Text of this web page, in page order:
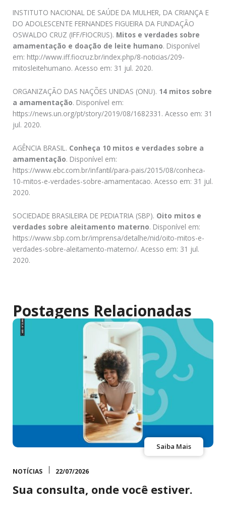
INSTITUTO NACIONAL DE SAÚDE DA MULHER, DA CRIANÇA E
DO ADOLESCENTE FERNANDES FIGUEIRA DA FUNDAÇÃO
OSWALDO CRUZ (IFF/FIOCRUS). Mitos e verdades sobre
amamentação e doação de leite humano. Disponível
em: http://www.iff.fiocruz.br/index.php/8-noticias/209-
mitosleitehumano. Acesso em: 31 jul. 2020.
ORGANIZAÇÃO DAS NAÇÕES UNIDAS (ONU). 14 mitos sobre
a amamentação. Disponível em:
https://news.un.org/pt/story/2019/08/1682331. Acesso em: 31
jul. 2020.
AGÊNCIA BRASIL. Conheça 10 mitos e verdades sobre a
amamentação. Disponível em:
https://www.ebc.com.br/infantil/para-pais/2015/08/conheca-
10-mitos-e-verdades-sobre-amamentacao. Acesso em: 31 jul.
2020.
SOCIEDADE BRASILEIRA DE PEDIATRIA (SBP). Oito mitos e
verdades sobre aleitamento materno. Disponível em:
https://www.sbp.com.br/imprensa/detalhe/nid/oito-mitos-e-
verdades-sobre-aleitamento-materno/. Acesso em: 31 jul.
2020.
Postagens Relacionadas
Saiba Mais
NOTÍCIAS 22/07/2026
Sua consulta, onde você estiver.